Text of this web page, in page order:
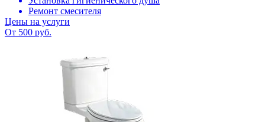
Ремонт смесителя
Цены на услуги
От 500 руб.